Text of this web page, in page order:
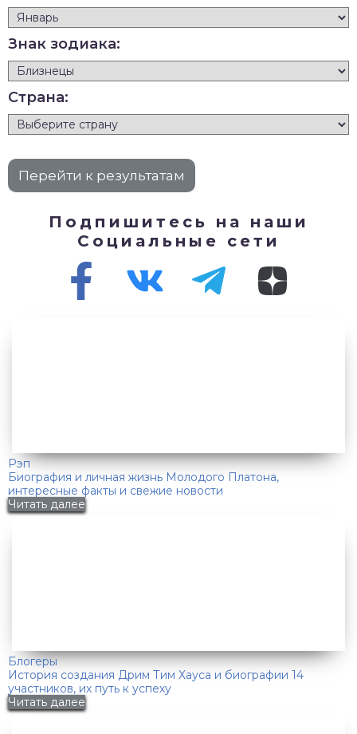
Знак зодиака:
Страна:
Подпишитесь на наши
Социальные сети
Рэп
Биография и личная жизнь Молодого Платона,
интересные факты и свежие новости
Читать далее
Блогеры
История создания Дрим Тим Хауса и биографии 14
участников, их путь к успеху
Читать далее